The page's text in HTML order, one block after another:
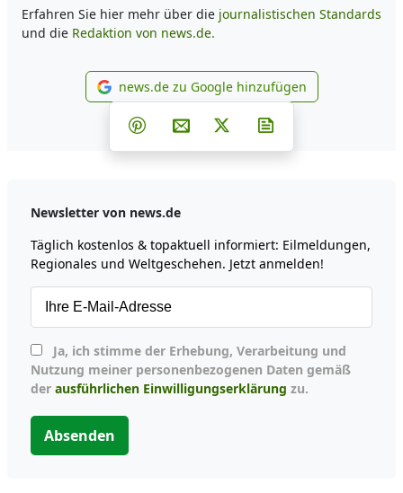
Erfahren Sie hier mehr über die journalistischen Standards
und die Redaktion von news.de.
news.de zu Google
news.de zu Google hinzufügen
Teilen auf Facebook
Teilen auf Whatsapp
Teilen auf Telegram
Teilen auf Pinterest
Per E-Mail teilen
Post auf X
Newsletter von news.de
Täglich kostenlos & topaktuell informiert: Eilmeldungen,
Regionales und Weltgeschehen. Jetzt anmelden!
Nutzung meiner personenbezogenen Daten gemäß
der ausführlichen Einwilligungserklärung zu.
Absenden